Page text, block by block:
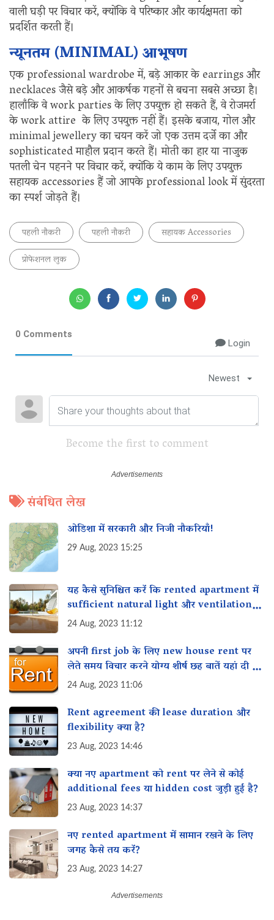
वाली घड़ी पर विचार करें, क्योंकि वे परिष्कार और कार्यक्षमता को
प्रदर्शित करती हैं।
न्यूनतम (MINIMAL) आभूषण
एक professional wardrobe में, बड़े आकार के earrings और
necklaces जैसे बड़े और आकर्षक गहनों से बचना सबसे अच्छा है।
हालाँकि वे work parties के लिए उपयुक्त हो सकते हैं, वे रोजमर्रा
के work attire के लिए उपयुक्त नहीं हैं। इसके बजाय, गोल और
minimal jewellery का चयन करें जो एक उत्तम दर्जे का और
sophisticated माहौल प्रदान करते हैं। मोती का हार या नाजुक
पतली चेन पहनने पर विचार करें, क्योंकि ये काम के लिए उपयुक्त
सहायक accessories हैं जो आपके professional look में सुंदरता
का स्पर्श जोड़ते हैं।
पहली नौकरी पहली नौकरी
सहायक Accessories
प्रोफेशनल लुक
0 Comments
Login
Newest
Become the first to comment
संबंधित लेख
ओडिशा में सरकारी और निजी नौकरियाँ!
29 Aug, 2023 15:25
यह कैसे सुनिश्चित करें कि rented apartment में
sufficient natural light और ventilation
मिले?
24 Aug, 2023 11:12
अपनी first job के लिए new house rent पर
लेते समय विचार करने योग्य शीर्ष छह बातें यहां दी गई
हैं?
24 Aug, 2023 11:06
Rent agreement की lease duration और
flexibility क्या है?
23 Aug, 2023 14:46
क्या नए apartment को rent पर लेने से कोई
additional fees या hidden cost जुड़ी हुई है?
23 Aug, 2023 14:37
नए rented apartment में सामान रखने के लिए
जगह कैसे तय करें?
23 Aug, 2023 14:27